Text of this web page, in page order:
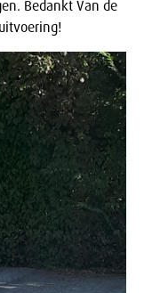
Bedankt Van de